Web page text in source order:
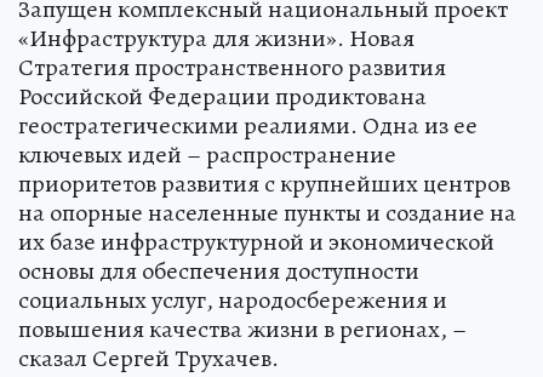
Запущен комплексный национальный проект
«Инфраструктура для жизни». Новая
Стратегия пространственного развития
Российской Федерации продиктована
геостратегическими реалиями. Одна из ее
ключевых идей – распространение
приоритетов развития с крупнейших центров
на опорные населенные пункты и создание на
их базе инфраструктурной и экономической
основы для обеспечения доступности
социальных услуг, народосбережения и
повышения качества жизни в регионах, –
сказал Сергей Трухачев.